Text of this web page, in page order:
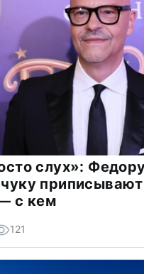
слух»:
с кем
121